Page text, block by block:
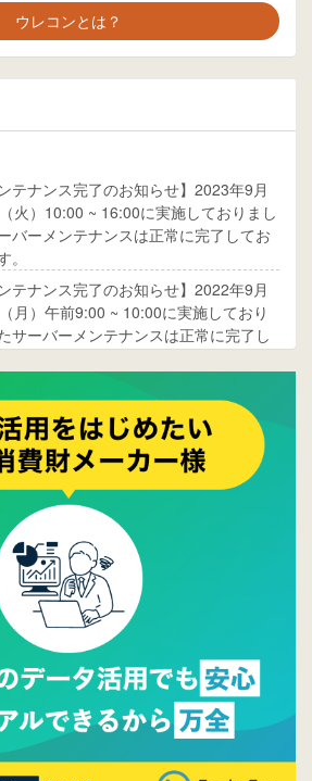
ウレコンとは？
ンテナンス完了のお知らせ】2023年9月
火）10:00 ~ 16:00に実施しておりまし
バーメンテナンスは正常に完了してお
。
ンテナンス完了のお知らせ】2022年9月
月）午前9:00 ~ 10:00に実施しており
サーバーメンテナンスは正常に完了し
ださい。
ンのサイト機能を大幅バージョンアッ
細はこちら。⇒告知ページへ
ンが機能拡充し、サイトリニューアル
た。⇒
ウレコンFacebook
ページを開設しました。詳細は
コンサイトリリースしました。